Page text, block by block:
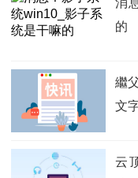
消
的
繼
文
云